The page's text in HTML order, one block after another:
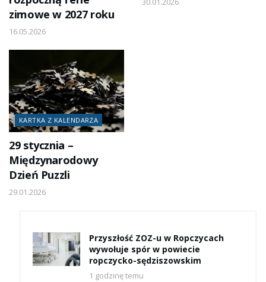
zimowe w 2027 roku
16.05.2026
KARTKA Z KALENDARZA
29 stycznia –
Międzynarodowy
Dzień Puzzli
29.01.2026
Przyszłość ZOZ-u w Ropczycach
wywołuje spór w powiecie
ropczycko-sędziszowskim
1 godzinę temu